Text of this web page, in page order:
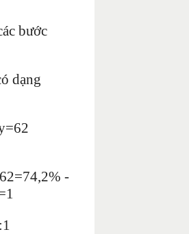
bước
dạng
-